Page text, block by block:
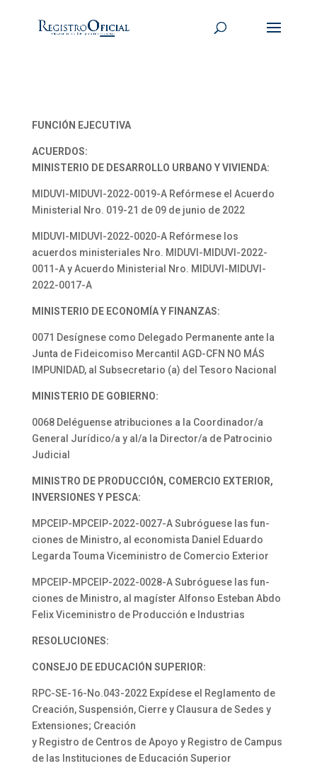
FUNCIÓN EJECUTIVA
ACUERDOS:
MINISTERIO DE DESARROLLO URBANO Y VIVIENDA:
MIDUVI-MIDUVI-2022-0019-A Refórmese el Acuerdo
Ministerial Nro. 019-21 de 09 de junio de 2022
MIDUVI-MIDUVI-2022-0020-A Refórmese los
acuerdos ministeriales Nro. MIDUVI-MIDUVI-2022-
0011-A y Acuerdo Ministerial Nro. MIDUVI-MIDUVI-
2022-0017-A
MINISTERIO DE ECONOMÍA Y FINANZAS:
0071 Desígnese como Delegado Permanente ante la
Junta de Fideicomiso Mercantil AGD-CFN NO MÁS
IMPUNIDAD, al Subsecretario (a) del Tesoro Nacional
MINISTERIO DE GOBIERNO:
0068 Deléguense atribuciones a la Coordinador/a
General Jurídico/a y al/a la Director/a de Patrocinio
Judicial
MINISTRO DE PRODUCCIÓN, COMERCIO EXTERIOR,
INVERSIONES Y PESCA:
MPCEIP-MPCEIP-2022-0027-A Subróguese las fun-
ciones de Ministro, al economista Daniel Eduardo
Legarda Touma Viceministro de Comercio Exterior
MPCEIP-MPCEIP-2022-0028-A Subróguese las fun-
ciones de Ministro, al magíster Alfonso Esteban Abdo
Felix Viceministro de Producción e Industrias
RESOLUCIONES:
CONSEJO DE EDUCACIÓN SUPERIOR:
RPC-SE-16-No.043-2022 Expídese el Reglamento de
Creación, Suspensión, Cierre y Clausura de Sedes y
Extensiones; Creación
y Registro de Centros de Apoyo y Registro de Campus
de las Instituciones de Educación Superior